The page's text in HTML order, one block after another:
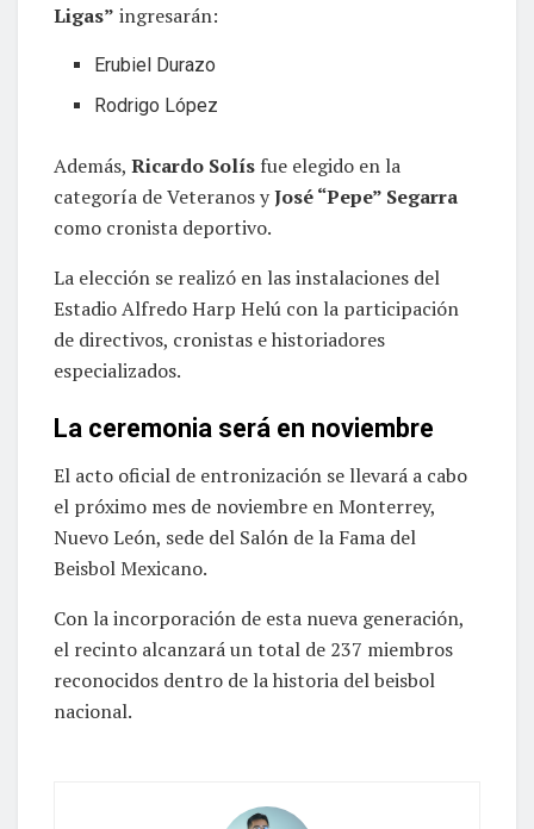
Ligas” ingresarán:
Erubiel Durazo
Rodrigo López
Además, Ricardo Solís fue elegido en la
categoría de Veteranos yJosé “Pepe” Segarra
como cronista deportivo.
La elección se realizó en las instalaciones del
Estadio Alfredo Harp Helú con la participación
de directivos, cronistas e historiadores
especializados.
La ceremonia será en noviembre
El acto oficial de entronización se llevará a cabo
el próximo mes de noviembre en Monterrey,
Nuevo León, sede del Salón de la Fama del
Beisbol Mexicano.
Con la incorporación de esta nueva generación,
el recinto alcanzará un total de 237 miembros
reconocidos dentro de la historia del beisbol
nacional.